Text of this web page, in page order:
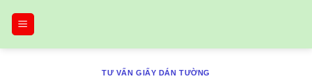
TƯ VẤN GIẤY DÁN TƯỜNG